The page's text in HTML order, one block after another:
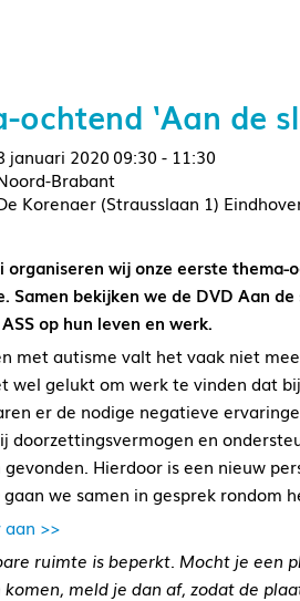
ochtend ‘Aan de
januari 202009:30 - 11:30
Brabant
Korenaer (Strausslaan 1)
organiseren wij onze eerste
Samen bekijken we de DVD Aan
op hun leven en werk.
met autisme valt het vaak niet
wel gelukt om werk te vinden dat
er de nodige negatieve
doorzettingsvermogen en
gevonden. Hierdoor is een nieuw
gaan we samen in gesprek rondom
>>
ruimte is beperkt. Mocht je een
meld je dan af, zodat de